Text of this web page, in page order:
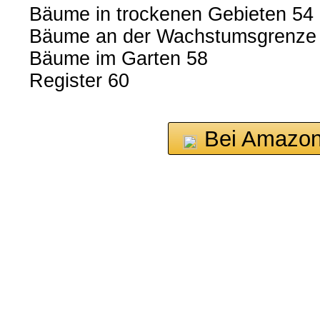
Bäume in trockenen Gebieten 54
Bäume an der
Bäume im Garten 58
Register 60
Bei